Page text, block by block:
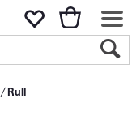
Rull